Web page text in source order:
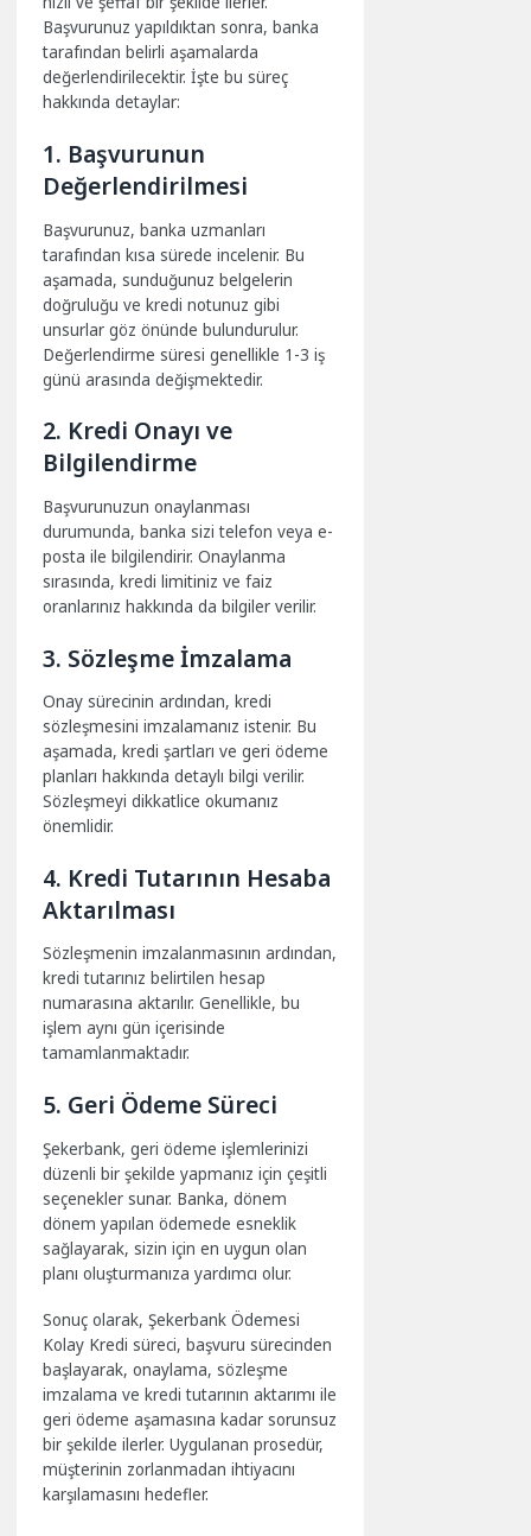
Başvurunuz yapıldıktan sonra, banka
tarafından belirli aşamalarda
değerlendirilecektir. İşte bu süreç
hakkında detaylar:
1. Başvurunun
Değerlendirilmesi
Başvurunuz, banka uzmanları
tarafından kısa sürede incelenir. Bu
aşamada, sunduğunuz belgelerin
doğruluğu ve kredi notunuz gibi
unsurlar göz önünde bulundurulur.
Değerlendirme süresi genellikle 1-3 iş
günü arasında değişmektedir.
2. Kredi Onayı ve
Bilgilendirme
Başvurunuzun onaylanması
durumunda, banka sizi telefon veya e-
posta ile bilgilendirir. Onaylanma
sırasında, kredi limitiniz ve faiz
oranlarınız hakkında da bilgiler verilir.
3. Sözleşme İmzalama
Onay sürecinin ardından, kredi
sözleşmesini imzalamanız istenir. Bu
aşamada, kredi şartları ve geri ödeme
planları hakkında detaylı bilgi verilir.
Sözleşmeyi dikkatlice okumanız
önemlidir.
4. Kredi Tutarının Hesaba
Aktarılması
Sözleşmenin imzalanmasının ardından,
kredi tutarınız belirtilen hesap
numarasına aktarılır. Genellikle, bu
işlem aynı gün içerisinde
tamamlanmaktadır.
5. Geri Ödeme Süreci
Şekerbank, geri ödeme işlemlerinizi
düzenli bir şekilde yapmanız için çeşitli
seçenekler sunar. Banka, dönem
dönem yapılan ödemede esneklik
sağlayarak, sizin için en uygun olan
planı oluşturmanıza yardımcı olur.
Sonuç olarak, Şekerbank Ödemesi
Kolay Kredi süreci, başvuru sürecinden
başlayarak, onaylama, sözleşme
imzalama ve kredi tutarının aktarımı ile
geri ödeme aşamasına kadar sorunsuz
bir şekilde ilerler. Uygulanan prosedür,
müşterinin zorlanmadan ihtiyacını
karşılamasını hedefler.